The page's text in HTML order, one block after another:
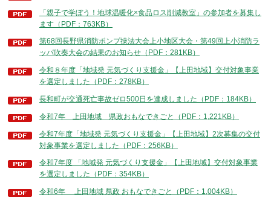
「親子で学ぼう！地球温暖化×食品ロス削減教室」の参加者を募集し
ます（PDF：763KB）
第68回長野県消防ポンプ操法大会上小地区大会・第49回上小消防ラ
ッパ吹奏大会の結果のお知らせ（PDF：281KB）
令和８年度「地域発 元気づくり支援金」【上田地域】交付対象事業
を選定しました（PDF：278KB）
長和町が交通死亡事故ゼロ500日を達成しました（PDF：184KB）
令和7年 上田地域 県政おもなできごと（PDF：1,221KB）
令和7年度「地域発 元気づくり支援金」【上田地域】2次募集の交付
対象事業を選定しました（PDF：256KB）
令和7年度 「地域発 元気づくり支援金」【上田地域】交付対象事業
を選定しました（PDF：354KB）
令和6年 上田地域 県政 おもなできごと（PDF：1,004KB）